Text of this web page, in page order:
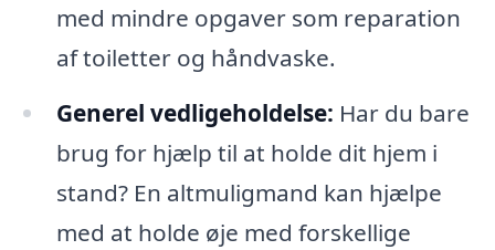
med mindre opgaver som reparation
af toiletter og håndvaske.
Generel vedligeholdelse: Har du bare
brug for hjælp til at holde dit hjem i
stand? En altmuligmand kan hjælpe
med at holde øje med forskellige